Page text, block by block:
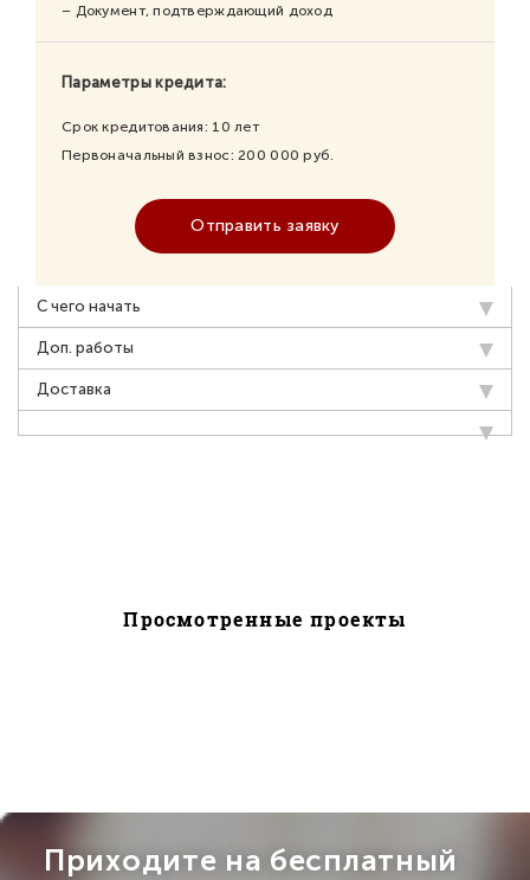
– Документ, подтверждающий доход
Параметры кредита:
Срок кредитования: 10 лет
Первоначальный взнос: 200 000 руб.
Отправить заявку
С чего начать
Доп. работы
Доставка
Просмотренные проекты
Приходите на бесплатный